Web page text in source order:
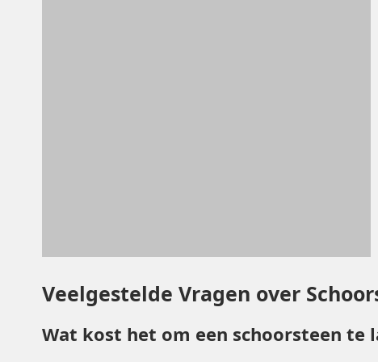
Veelgestelde Vragen over
Wat kost het om een schoorsteen te